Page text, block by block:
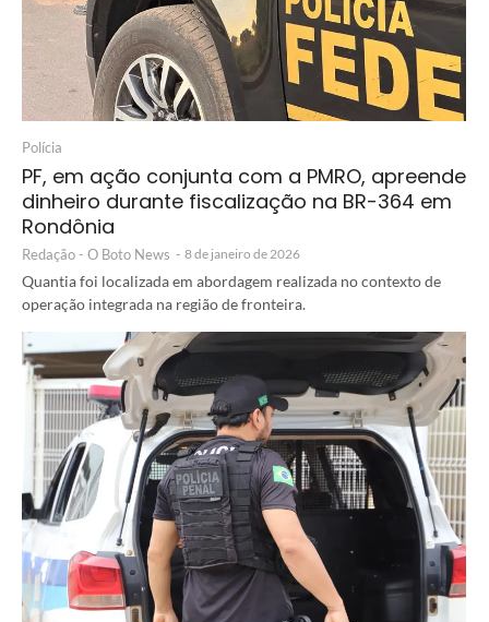
Polícia
PF, em ação conjunta com a PMRO, apreende
dinheiro durante fiscalização na BR-364 em
Rondônia
Redação - O Boto News - 8 de janeiro de 2026
Quantia foi localizada em abordagem realizada no contexto de
operação integrada na região de fronteira.